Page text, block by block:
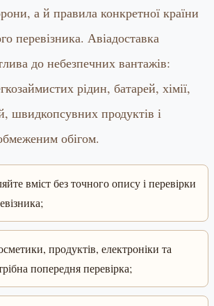
а й правила конкретної країни
перевізника. Авіадоставка
до небезпечних вантажів:
рідин, батарей, хімії,
швидкопсувних продуктів і
обігом.
вміст без точного опису і перевірки
продуктів, електроніки та
попередня перевірка;